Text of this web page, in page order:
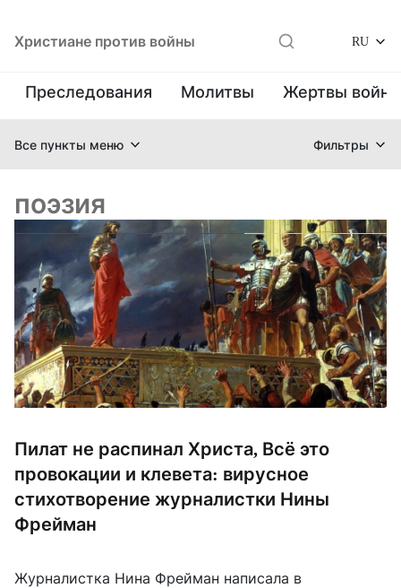
Христиане против войны RU
Преследования Молитвы Жертвы
Все пункты меню Фильтры
поэзия
Пилат не распинал Христа, Всё это
провокации и клевета: вирусное
стихотворение журналистки Нины
Фрейман
Журналистка Нина Фрейман написала в